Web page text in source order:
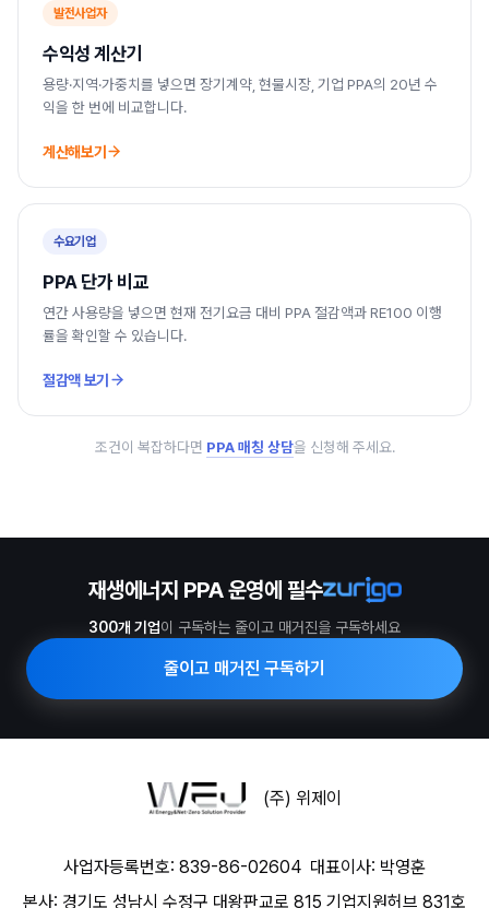
발전사업자
수익성 계산기
용량·지역·가중치를 넣으면 장기계약, 현물시장, 기업 PPA의 20년 수
익을 한 번에 비교합니다.
계산해보기
수요기업
PPA 단가 비교
연간 사용량을 넣으면 현재 전기요금 대비 PPA 절감액과 RE100 이행
률을 확인할 수 있습니다.
절감액 보기
조건이 복잡하다면 PPA 매칭 상담을 신청해 주세요.
재생에너지 PPA 운영에 필수
300개 기업이 구독하는 줄이고 매거진을 구독하세요
줄이고 매거진 구독하기
(주) 위제이
사업자등록번호: 839-86-02604 대표이사: 박영훈
본사: 경기도 성남시 수정구 대왕판교로 815 기업지원허브 831호